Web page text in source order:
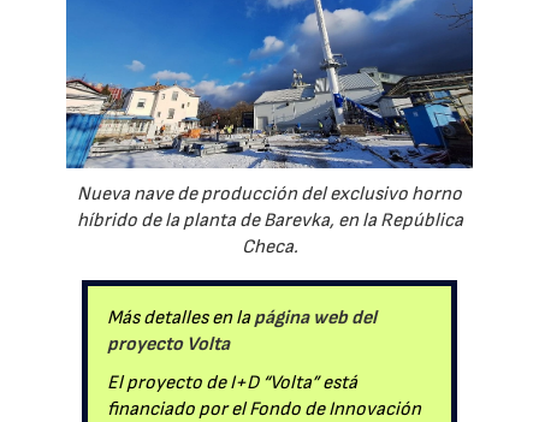
Nueva nave de producción del exclusivo horno
híbrido de la planta de Barevka, en la República
Checa.
Más detalles en lapágina web del
proyecto Volta
El proyecto de I+D “Volta” está
financiado por el Fondo de Innovación